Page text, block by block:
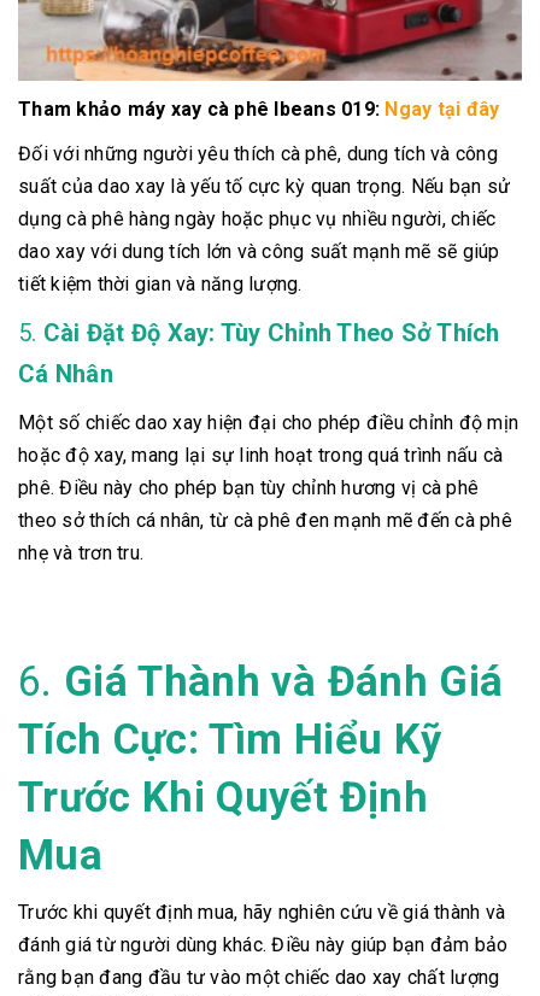
Tham khảo máy xay cà phê lbeans 019: Ngay tại đây
Đối với những người yêu thích cà phê, dung tích và công
suất của dao xay là yếu tố cực kỳ quan trọng. Nếu bạn sử
dụng cà phê hàng ngày hoặc phục vụ nhiều người, chiếc
dao xay với dung tích lớn và công suất mạnh mẽ sẽ giúp
tiết kiệm thời gian và năng lượng.
5. Cài Đặt Độ Xay: Tùy Chỉnh Theo Sở Thích
Cá Nhân
Một số chiếc dao xay hiện đại cho phép điều chỉnh độ mịn
hoặc độ xay, mang lại sự linh hoạt trong quá trình nấu cà
phê. Điều này cho phép bạn tùy chỉnh hương vị cà phê
theo sở thích cá nhân, từ cà phê đen mạnh mẽ đến cà phê
nhẹ và trơn tru.
6. Giá Thành và Đánh Giá
Tích Cực: Tìm Hiểu Kỹ
Trước Khi Quyết Định
Mua
Trước khi quyết định mua, hãy nghiên cứu về giá thành và
đánh giá từ người dùng khác. Điều này giúp bạn đảm bảo
rằng bạn đang đầu tư vào một chiếc dao xay chất lượng